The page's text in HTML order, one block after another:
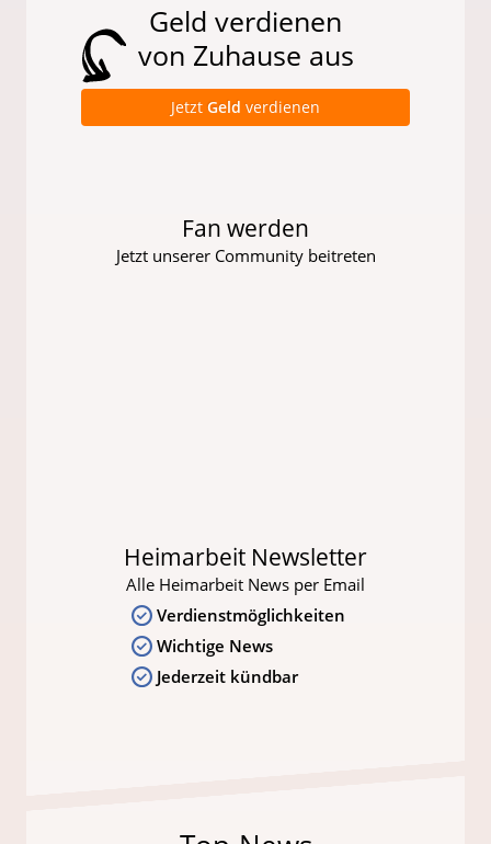
Geld verdienen
von Zuhause aus
Jetzt Geld verdienen
Fan werden
Jetzt unserer Community beitreten
Heimarbeit Newsletter
Alle Heimarbeit News per Email
Verdienstmöglichkeiten
Wichtige News
Jederzeit kündbar